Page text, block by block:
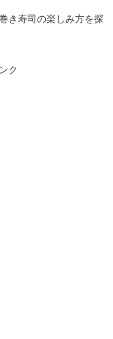
き寿司の楽しみ方を探
ク